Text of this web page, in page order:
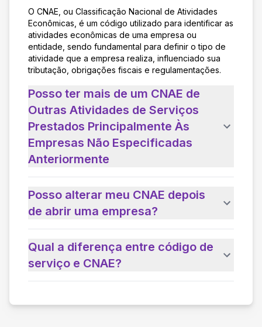
O CNAE, ou Classificação Nacional de Atividades
Econômicas, é um código utilizado para identificar as
atividades econômicas de uma empresa ou
entidade, sendo fundamental para definir o tipo de
atividade que a empresa realiza, influenciado sua
tributação, obrigações fiscais e regulamentações.
Posso ter mais de um CNAE de
Outras Atividades de Serviços
Prestados Principalmente Às
Empresas Não Especificadas
Anteriormente
Posso alterar meu CNAE depois
de abrir uma empresa?
Qual a diferença entre código de
serviço e CNAE?